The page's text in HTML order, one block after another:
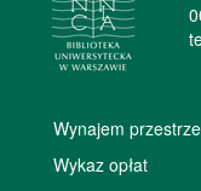
Wynajem
Wykaz opłat